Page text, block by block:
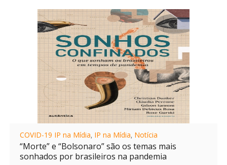
COVID-19 IP na Mídia, IP na Mídia, Notícia
“Morte” e “Bolsonaro” são os temas mais
sonhados por brasileiros na pandemia